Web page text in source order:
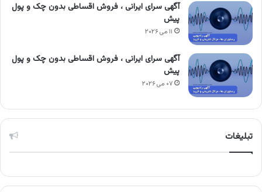
آگهی سرای ایرانی ، فروش اقساطی بدون چک و پول
پیش
۱۱ می ۲۰۲۶
آگهی سرای ایرانی ، فروش اقساطی بدون چک و پول
پیش
۰۷ می ۲۰۲۶
تبلیغات